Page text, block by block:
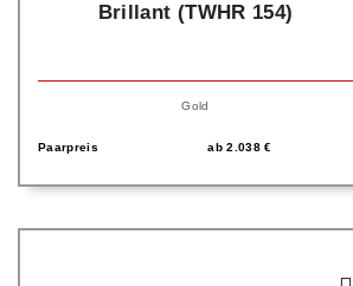
Brillant (TWHR 154)
Gold
Paarpreis ab2.038€